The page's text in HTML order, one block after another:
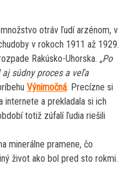
otráv ľudí arzénom, v
v rokoch 1911 až 1929.
Rakúsko-Uhorska. „Po
súdny proces a veľa
Výnimočná. Precízne si
internete a prekladala si ich
totiž zúfalí ľudia riešili
minerálne pramene, čo
život ako bol pred sto rokmi.